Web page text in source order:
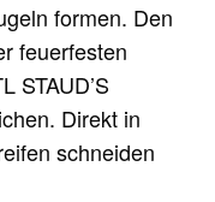
formen. Den
feuerfesten
STAUD’S
Direkt in
schneiden